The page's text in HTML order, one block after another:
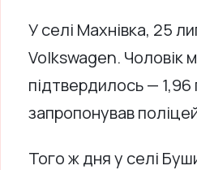
У селі Махнівка, 25
Volkswagen. Чоловік
підтвердилось — 1,96
запропонував
Того ж дня у селі